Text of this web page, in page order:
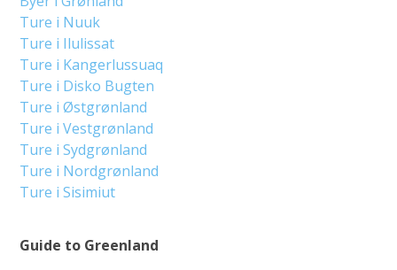
Guide to Greenland
Ture i Nuuk
Ture i Ilulissat
Ture i Kangerlussuaq
Ture i Disko Bugten
Ture i Østgrønland
Ture i Vestgrønland
Ture i Sydgrønland
Ture i Nordgrønland
Ture i Sisimiut